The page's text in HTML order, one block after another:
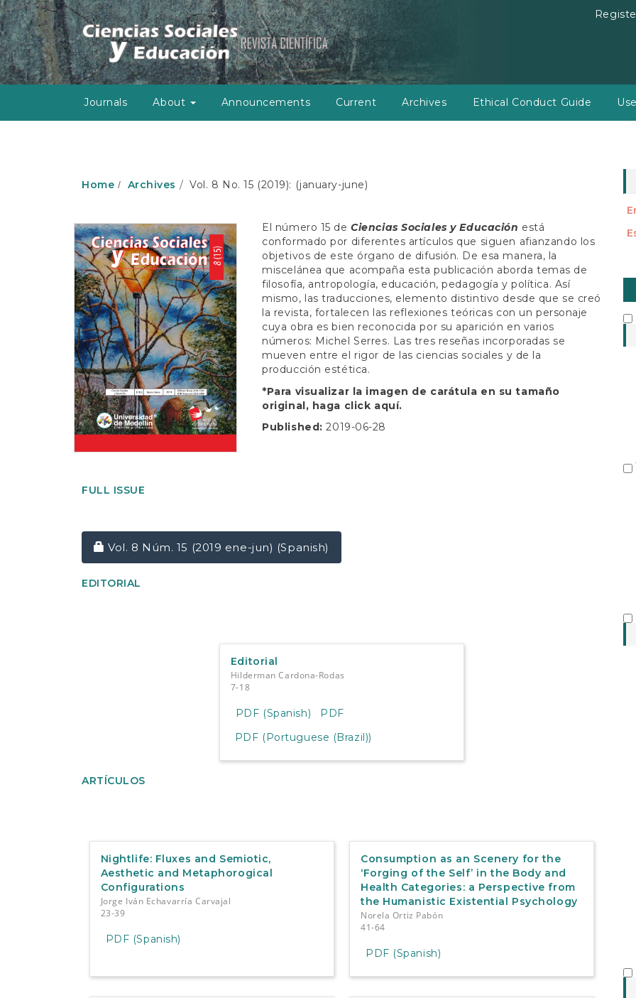
M
a
i
n
N
a
g
Journals About Announcements Current Archives Ethical Conduct Guide
Home Archives Vol. 8 No. 15 (2019): (january-june)
El número 15 deCiencias Sociales y Educación está
conformado por diferentes artículos que siguen afianzando los
objetivos de este órgano de difusión. De esa manera, la
miscelánea que acompaña esta publicación aborda temas de
filosofía, antropología, educación, pedagogía y política. Así
mismo, las traducciones, elemento distintivo desde que se creó
la revista, fortalecen las reflexiones teóricas con un personaje
cuya obra es bien reconocida por su aparición en varios
números: Michel Serres. Las tres reseñas incorporadas se
mueven entre el rigor de las ciencias sociales y de la
producción estética.
*Para visualizar la imagen de carátula en su tamaño
original, haga click aquí.
Published:2019-06-28
FULL ISSUE
Requires Subscription
Vol. 8 Núm. 15 (2019 ene-jun) (Spanish)
EDITORIAL
Editorial
Hilderman Cardona-Rodas
7-18
PDF (Spanish)
PDF
PDF (Portuguese (Brazil))
ARTÍCULOS
Nightlife: Fluxes and Semiotic,
Aesthetic and Metaphorogical
Configurations
Jorge Iván Echavarría Carvajal
23-39
PDF (Spanish)
Consumption as an Scenery for the
‘Forging of the Self’ in the Body and
Health Categories: a Perspective from
the Humanistic Existential Psychology
Norela Ortiz Pabón
41-64
PDF (Spanish)
a